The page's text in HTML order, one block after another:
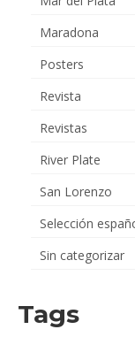
Maradona
Posters
Revista
Revistas
River Plate
San Lorenzo
Selección
Sin categorizar
Tags